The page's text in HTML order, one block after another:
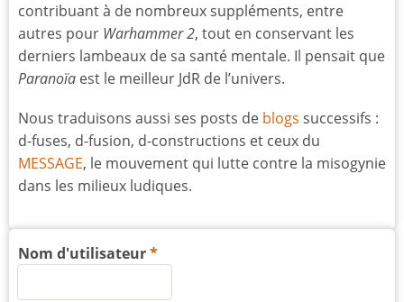
contribuant à de nombreux suppléments, entre
autres pour Warhammer 2, tout en conservant les
derniers lambeaux de sa santé mentale. Il pensait que
Paranoïa est le meilleur JdR de l’univers.
Nous traduisons aussi ses posts de blogs successifs :
d-fuses, d-fusion, d-constructions et ceux du
MESSAGE, le mouvement qui lutte contre la misogynie
dans les milieux ludiques.
Nom d'utilisateur